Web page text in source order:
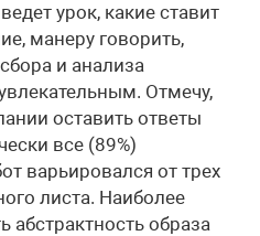
урок, какие ставит
манеру говорить,
и анализа
Отмечу,
оставить ответы
все (89%)
варьировался от трех
листа. Наиболее
образа